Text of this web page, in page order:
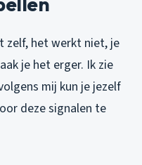
zelf, het werkt niet, je
je het erger. Ik zie
mij kun je jezelf
deze signalen te